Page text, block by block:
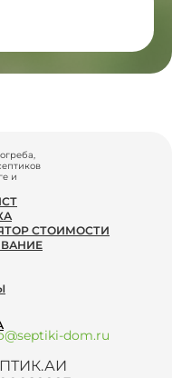
и
СТОИМОСТИ
dom.ru